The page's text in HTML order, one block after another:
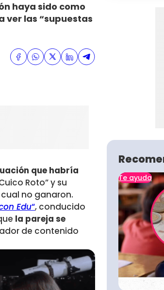
haya sido como
ver las “supuestas
que habría
Roto” y su
cual no ganaron.
Edu“, conducido
la pareja se
de contenido
Te ayuda